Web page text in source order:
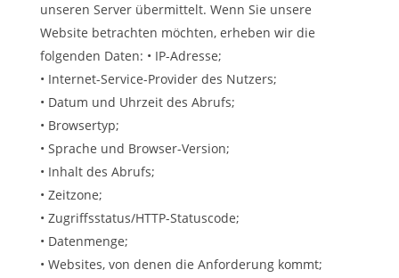
unseren Server übermittelt. Wenn Sie unsere
Website betrachten möchten, erheben wir die
folgenden Daten: • IP-Adresse;
• Internet-Service-Provider des Nutzers;
• Datum und Uhrzeit des Abrufs;
• Browsertyp;
• Sprache und Browser-Version;
• Inhalt des Abrufs;
• Zeitzone;
• Zugriffsstatus/HTTP-Statuscode;
• Datenmenge;
• Websites, von denen die Anforderung kommt;